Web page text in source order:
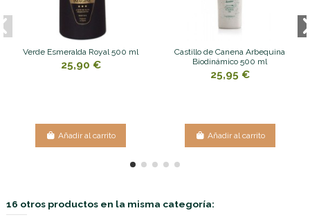
Verde Esmeralda Royal 500 ml
25,90 €
Añadir al carrito
Castillo de Canena Arbequina
Biodinámico 500 ml
25,95 €
Añadir al carrito
16 otros productos en la misma categoría: